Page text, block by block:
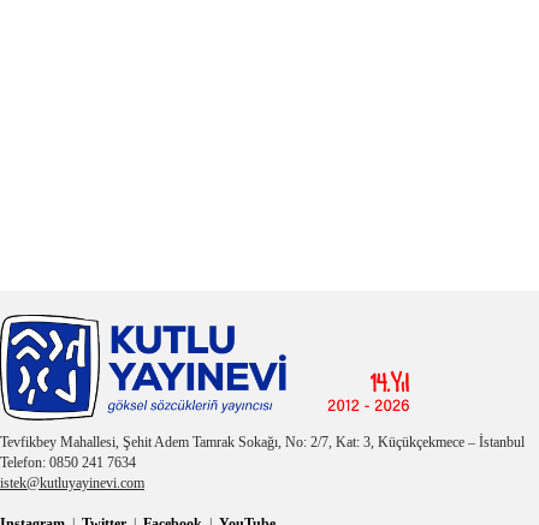
Tevfikbey Mahallesi, Şehit Adem Tamrak Sokağı, No: 2/7, Kat: 3, Küçükçekmece – İstanbul
Telefon: 0850 241 7634
istek@kutluyayinevi.com